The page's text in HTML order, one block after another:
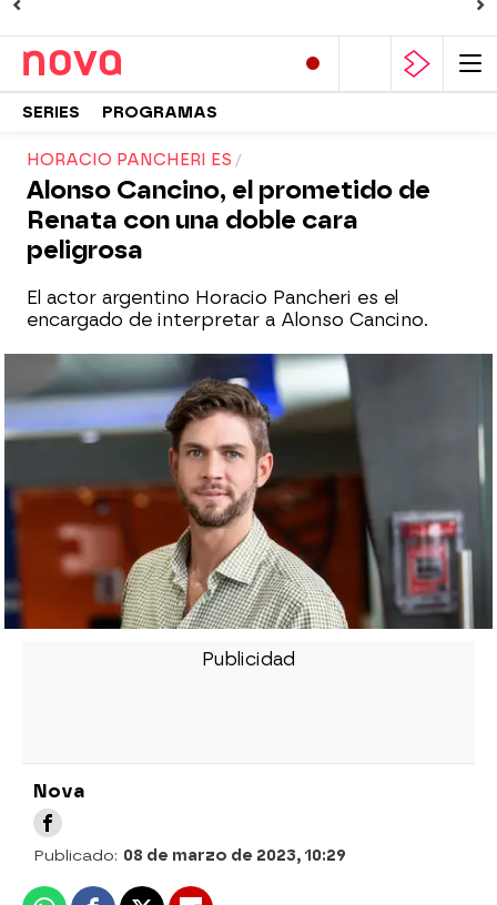
SERIES PROGRAMAS
HORACIO PANCHERI ES
Alonso Cancino, el prometido de
Renata con una doble cara
peligrosa
El actor argentino Horacio Pancheri es el
encargado de interpretar a Alonso Cancino.
Nova
Publicado: 08 de marzo de 2023, 10:29